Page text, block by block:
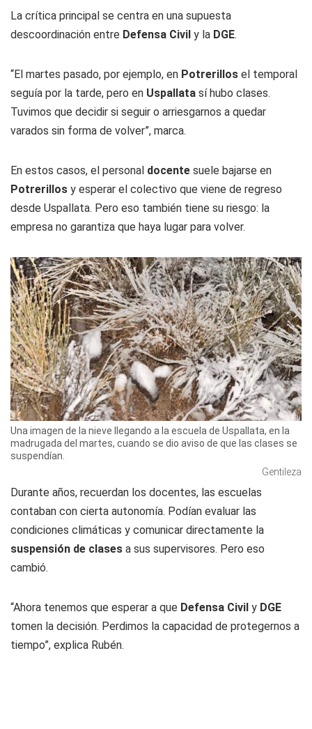
La crítica principal se centra en una supuesta
descoordinación entre Defensa Civil y la DGE.
“El martes pasado, por ejemplo, en Potrerillos el temporal
seguía por la tarde, pero en Uspallata sí hubo clases.
Tuvimos que decidir si seguir o arriesgarnos a quedar
varados sin forma de volver”, marca.
En estos casos, el personal docente suele bajarse en
Potrerillos y esperar el colectivo que viene de regreso
desde Uspallata. Pero eso también tiene su riesgo: la
empresa no garantiza que haya lugar para volver.
Una imagen de la nieve llegando a la escuela de Uspallata, en la
madrugada del martes, cuando se dio aviso de que las clases se
suspendían.
Gentileza
Durante años, recuerdan los docentes, las escuelas
contaban con cierta autonomía. Podían evaluar las
condiciones climáticas y comunicar directamente la
suspensión de clases a sus supervisores. Pero eso
cambió.
“Ahora tenemos que esperar a que Defensa Civil y DGE
tomen la decisión. Perdimos la capacidad de protegernos a
tiempo”, explica Rubén.